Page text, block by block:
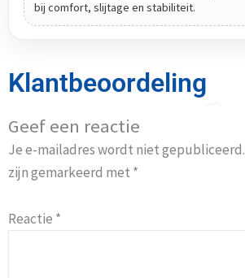
bij comfort, slijtage en stabiliteit.
Klantbeoordeling
Geef een reactie
Je e-mailadres wordt niet gepubliceerd.
zijn gemarkeerd met *
Reactie *